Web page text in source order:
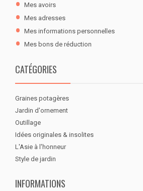
Mes avoirs
Mes adresses
Mes informations personnelles
Mes bons de réduction
CATÉGORIES
Graines potagères
Jardin d'ornement
Outillage
Idées originales & insolites
L'Asie à l'honneur
Style de jardin
INFORMATIONS